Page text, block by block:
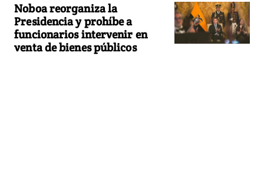
Noboa reorganiza la
Presidencia y prohíbe a
funcionarios intervenir en
venta de bienes públicos